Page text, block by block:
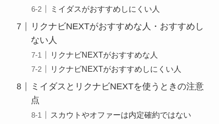
ミイダスがおすすめしにくい人
リクナビNEXTがおすすめな人・おすすめし
ない人
リクナビNEXTがおすすめな人
リクナビNEXTがおすすめしにくい人
ミイダスとリクナビNEXTを使うときの注意
点
スカウトやオファーは内定確約ではない